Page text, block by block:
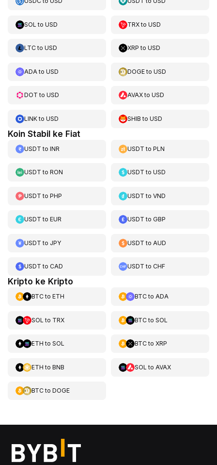
SOL to USD TRXtoUSD
LTCto USD XRP toUSD
ADA to USD DOGEtoUSD
DOT to USD AVAXtoUSD
LINKto USD SHIB toUSD
Koin Stabil ke Fiat
USDT to INR USDT toPLN
USDT to RON USDT toUSD
USDT to PHP USDT toVND
USDT to EUR USDT toGBP
USDT to JPY USDT to AUD
USDT to CAD USDT toCHF
Kripto ke Kripto
BTCto ETH BTCto ADA
SOL to TRX BTCto SOL
ETH to SOL BTCto XRP
ETH to BNB SOL to AVAX
BTCto DOGE